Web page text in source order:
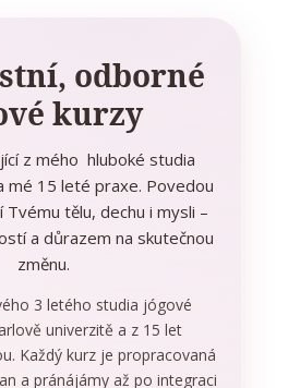
odborné
kurzy
z mého hluboké studia
mé 15 leté praxe. Povedou
Tvému tělu, dechu i mysli –
a důrazem na skutečnou
změnu.
3 letého studia jógové
univerzitě a z 15 let
Každý kurz je propracovaná
a pránájámy až po integraci